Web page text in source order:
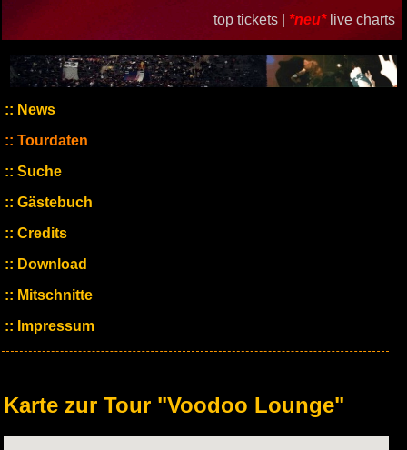
top tickets | *neu* live charts
News
Tourdaten
Suche
Gästebuch
Credits
Download
Mitschnitte
Impressum
Karte zur Tour "Voodoo Lounge"